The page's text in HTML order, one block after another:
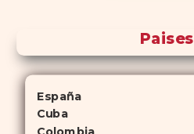
Paises
España
Cuba